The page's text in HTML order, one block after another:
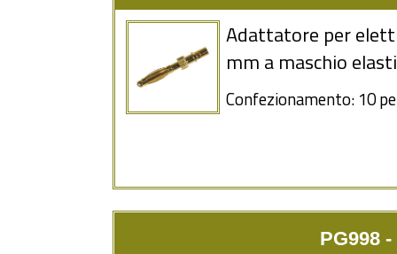
Adattatore per
mm a maschio
Confezionamento: 10
PG998